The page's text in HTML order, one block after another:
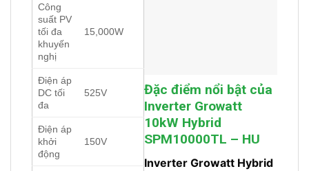
Công
suất PV
tối đa
khuyến
nghị
15,000W
Điện áp
DC tối
đa
525V
Điện áp
khởi
động
150V
Đặc điểm nổi bật của
Inverter Growatt
10kW Hybrid
SPM10000TL – HU
Inverter Growatt Hybrid